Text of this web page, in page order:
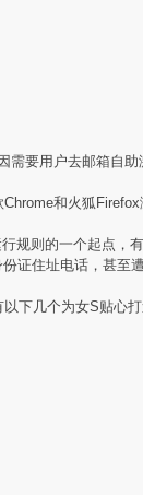
要用户去邮箱自助
和火狐
则的一个起点
证住址电话，甚至
下几个为女S贴心打